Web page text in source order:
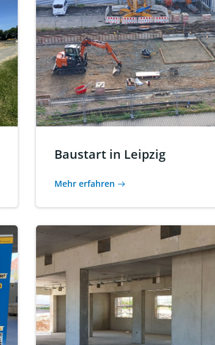
Baustart in Leipzig
Mehr erfahren